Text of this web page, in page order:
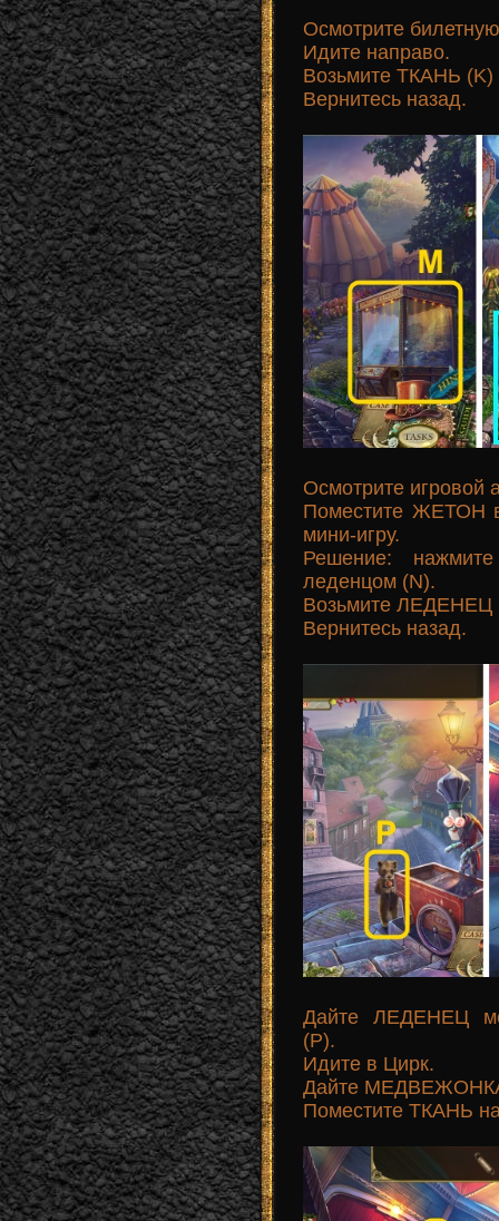
Осмотрите
Идите направо.
Возьмите ТКАНЬ
Вернитесь назад.
Осмотрите игровой
Поместите ЖЕТОН
мини-игру.
Решение:
леденцом (N).
Возьмите ЛЕДЕНЕЦ
Вернитесь назад.
Дайте ЛЕДЕНЕЦ
(P).
Идите в Цирк.
Дайте
Поместите ТКАНЬ